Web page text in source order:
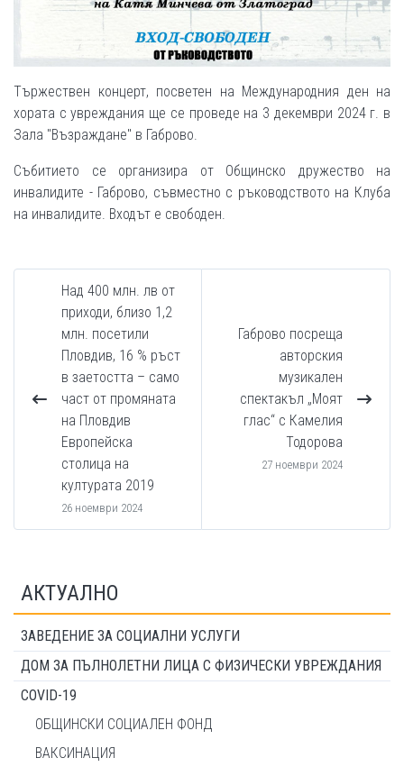
Тържествен концерт, посветен на Международния ден на
хората с увреждания ще се проведе на 3 декември 2024 г. в
Зала "Възраждане" в Габрово.
Събитието се организира от Общинско дружество на
инвалидите - Габрово, съвместно с ръководството на Клуба
на инвалидите. Входът е свободен.
Над 400 млн. лв от
приходи, близо 1,2
млн. посетили
Пловдив, 16 % ръст
в заетостта – само
част от промяната
на Пловдив
Европейска
столица на
културата 2019
26 ноември 2024
Габрово посреща
авторския
музикален
спектакъл „Моят
глас“ с Камелия
Тодорова
27 ноември 2024
АКТУАЛНО
ЗАВЕДЕНИЕ ЗА СОЦИАЛНИ УСЛУГИ
ДОМ ЗА ПЪЛНОЛЕТНИ ЛИЦА С ФИЗИЧЕСКИ УВРЕЖДАНИЯ
COVID-19
ОБЩИНСКИ СОЦИАЛЕН ФОНД
ВАКСИНАЦИЯ